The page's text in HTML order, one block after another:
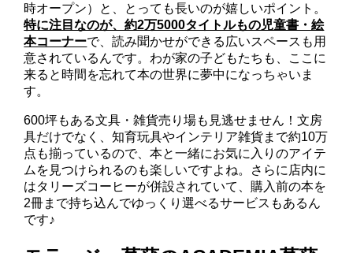
時オープン）と、とっても長いのが嬉しいポイント。
特に注目なのが、約2万5000タイトルもの児童書・絵
本コーナーで、読み聞かせができる広いスペースも用
意されているんです。わが家の子どもたちも、ここに
来ると時間を忘れて本の世界に夢中になっちゃいま
す。
600坪もある文具・雑貨売り場も見逃せません！文房
具だけでなく、知育玩具やインテリア雑貨まで約10万
点も揃っているので、本と一緒にお気に入りのアイテ
ムを見つけられるのも楽しいですよね。さらに店内に
はタリーズコーヒーが併設されていて、購入前の本を
2冊まで持ち込んでゆっくり選べるサービスもあるん
です♪